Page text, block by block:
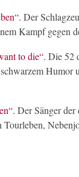
Der
Kampf gegen
to die“. Die 52
Humor
Der Sänger
Tourleben,